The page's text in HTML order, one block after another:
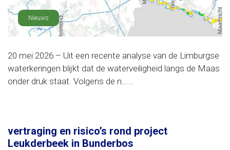
Nieuws
20 mei 2026 – Uit een recente analyse van de Limburgse
waterkeringen blijkt dat de waterveiligheid langs de Maas
onder druk staat. Volgens de n......
vertraging en risico’s rond project
Leukderbeek in Bunderbos